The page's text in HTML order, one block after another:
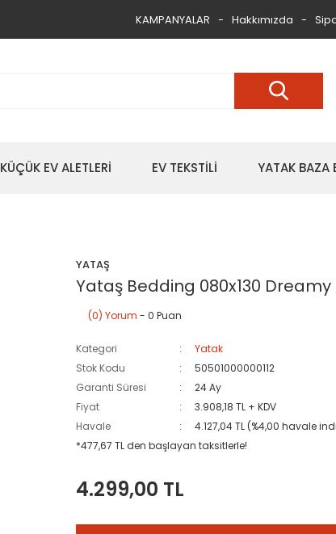
KAMPANYALAR Hakkımızda
KÜÇÜK EV ALETLERİ EV TEKSTİLİ YATAK BAZA
YATAŞ
Yataş Bedding 080x130 Dreamy
(0) Yorum - 0 Puan
Kategori
Yatak
Stok Kodu
50501000000112
Garanti Süresi
24 Ay
Fiyat
3.908,18 TL + KDV
Havale
4.127,04 TL (%4,00 havale
*477,67 TL den başlayan taksitlerle!
4.299,00 TL